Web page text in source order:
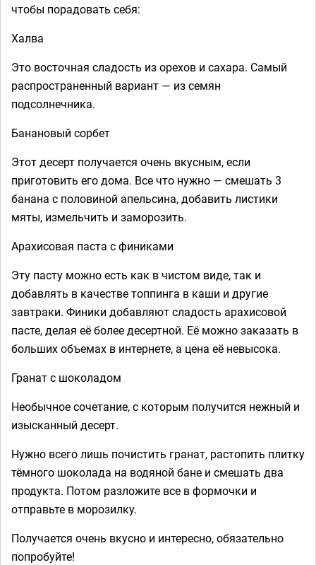
чтобы порадовать себя:
Халва
Это восточная сладость из орехов и сахара. Самый
распространенный вариант — из семян
подсолнечника.
Банановый сорбет
Этот десерт получается очень вкусным, если
приготовить его дома. Все что нужно — смешать 3
банана с половиной апельсина, добавить листики
мяты, измельчить и заморозить.
Арахисовая паста с финиками
Эту пасту можно есть как в чистом виде, так и
добавлять в качестве топпинга в каши и другие
завтраки. Финики добавляют сладость арахисовой
пасте, делая её более десертной. Её можно заказать в
больших объемах в интернете, а цена её невысока.
Гранат с шоколадом
Необычное сочетание, с которым получится нежный и
изысканный десерт.
Нужно всего лишь почистить гранат, растопить плитку
тёмного шоколада на водяной бане и смешать два
продукта. Потом разложите все в формочки и
отправьте в морозилку.
Получается очень вкусно и интересно, обязательно
попробуйте!